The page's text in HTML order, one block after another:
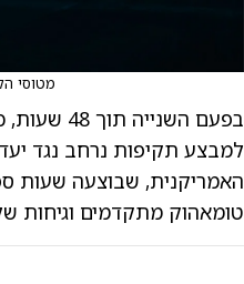
מטוסי
בפעם השנייה תוך 48 שעות, כוחות צבא
למבצע תקיפות נרחב נגד
האמריקנית, שבוצעה שעות
טומאהוק מתקדמים וגיחות